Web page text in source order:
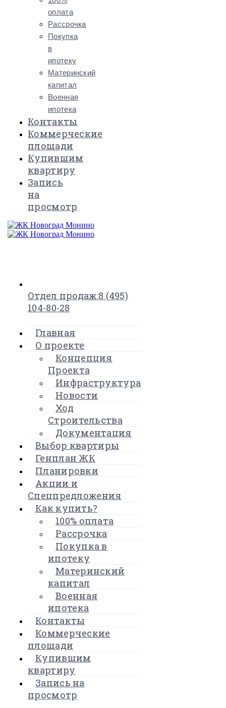
оплата
Рассрочка
Покупка
в
ипотеку
Материнский
капитал
Военная
ипотека
Контакты
Коммерческие
площади
Купившим
квартиру
Запись
на
просмотр
Отдел продаж:8 (495)
104-80-28
Главная
О проекте
Концепция
Проекта
Инфраструктура
Новости
Ход
Строительства
Документация
Выбор квартиры
Генплан ЖК
Планировки
Акции и
Спецпредложения
Как купить?
100% оплата
Рассрочка
Покупка в
ипотеку
Материнский
капитал
Военная
ипотека
Контакты
Коммерческие
площади
Купившим
квартиру
Запись на
просмотр